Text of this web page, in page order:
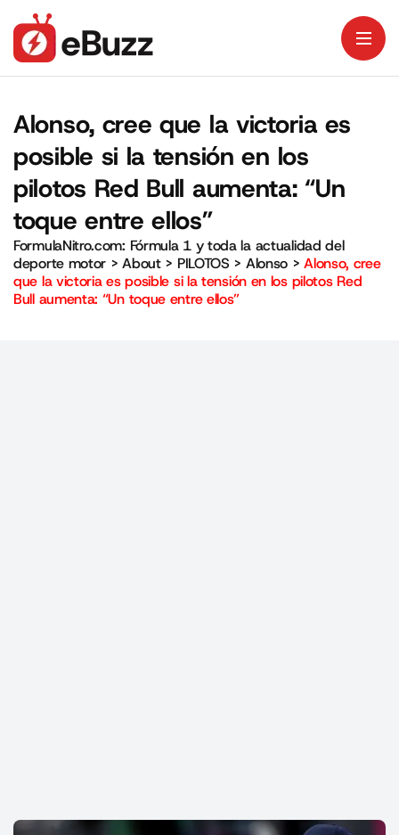
Alonso, cree que la victoria es
posible si la tensión en los
pilotos Red Bull aumenta: “Un
toque entre ellos”
FormulaNitro.com: Fórmula 1 y toda la actualidad del
deporte motor >About> PILOTOS > Alonso >Alonso, cree
que la victoria es posible si la tensión en los pilotos Red
Bull aumenta: “Un toque entre ellos”